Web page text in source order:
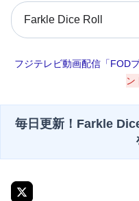
フジテレビ動画配信「FOD
ン
毎日更新！Farkle